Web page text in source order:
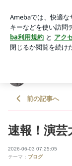
シャルブログ
アプリをダウンロ
ょう。
前の記事へ
速報！演芸
2026-06-03 07:25:05
テーマ： ブログ